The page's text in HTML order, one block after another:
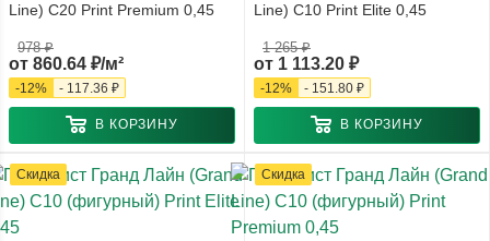
Line) С20 Print Premium 0,45
от 860.64 ₽/м²
978 ₽
-12% - 117.36 ₽
В КОРЗИНУ
Line) С10 Print Elite 0,45
от 1 113.20 ₽
1 265 ₽
-12% - 151.80 ₽
В КОРЗИНУ
Скидка Скидка